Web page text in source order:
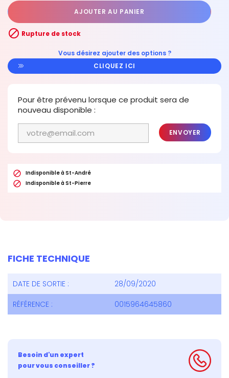
AJOUTER AU PANIER
 Rupture de stock
Vous désirez ajouter des options ?
CLIQUEZ ICI
Pour être prévenu lorsque ce produit sera de
nouveau disponible :
ENVOYER
 Indisponible à St-André
 Indisponible à St-Pierre
FICHE TECHNIQUE
DATE DE SORTIE :
28/09/2020
RÉFÉRENCE :
0015964645860
Besoin d'un expert
pour vous conseiller ?